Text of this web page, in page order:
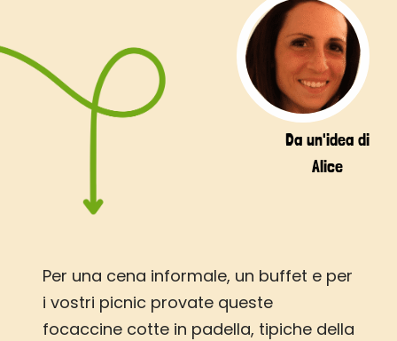
Da un'idea di
Alice
Per una cena informale, un buffet e per
i vostri picnic provate queste
focaccine cotte in padella, tipiche della